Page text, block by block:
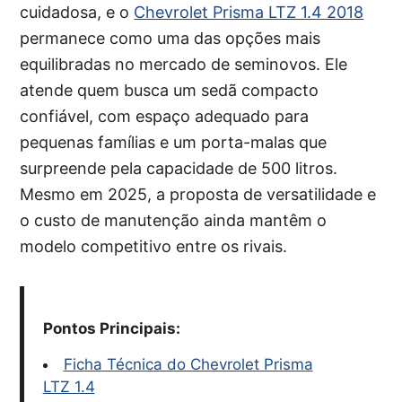
cuidadosa, e o Chevrolet Prisma LTZ 1.4 2018
permanece como uma das opções mais
equilibradas no mercado de seminovos. Ele
atende quem busca um sedã compacto
confiável, com espaço adequado para
pequenas famílias e um porta-malas que
surpreende pela capacidade de 500 litros.
Mesmo em 2025, a proposta de versatilidade e
o custo de manutenção ainda mantêm o
modelo competitivo entre os rivais.
Pontos Principais:
Ficha Técnica do Chevrolet Prisma
LTZ 1.4